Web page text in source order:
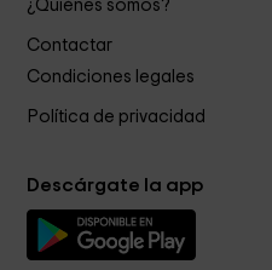
¿Quiénes somos?
Contactar
Condiciones legales
Política de privacidad
Descárgate la app